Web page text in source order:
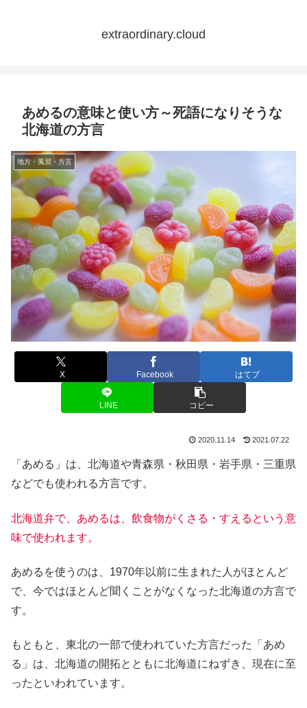
extraordinary.cloud
あめるの意味と使い方～死語になりそうな
北海道の方言
地方・風習・方言
X Facebook はてブ
LINE コピー
2020.11.14 2021.07.22
「あめる」は、北海道や青森県・秋田県・岩手県・三重県
などでも使われる方言です。
北海道弁で、あめるは、飲食物がくさる・すえるという意
味で使われます。
あめるを使うのは、1970年以前に生まれた人がほとんど
で、今ではほとんど聞くことがなくなった北海道の方言で
す。
もともと、東北の一部で使われていた方言だった「あめ
る」は、北海道の開拓とともに北海道にねずき、現在に至
ったといわれています。